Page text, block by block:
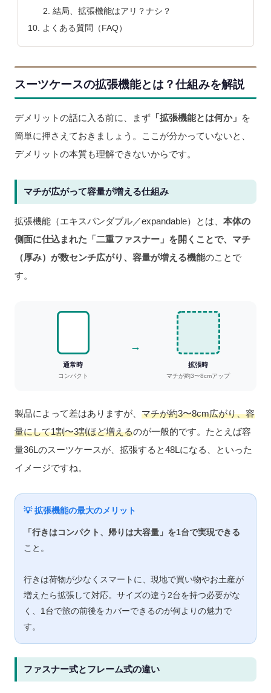
結局、拡張機能はアリ？ナシ？
よくある質問（FAQ）
スーツケースの拡張機能とは？仕組みを解説
デメリットの話に入る前に、まず 「拡張機能とは何か」 を
簡単に押さえておきましょう。ここが分かっていないと、
デメリットの本質も理解できないからです。
マチが広がって容量が増える仕組み
拡張機能（エキスパンダブル／expandable）とは、 本体の
側面に仕込まれた「二重ファスナー」を開くことで、マチ
（厚み）が数センチ広がり、容量が増える機能のことで
す。
通常時
コンパクト
→
拡張時
マチが約3〜8cmアップ
製品によって差はありますが、 マチが約3〜8cm広がり、容
量にして1割〜3割ほど増えるのが一般的です。たとえば容
量36Lのスーツケースが、拡張すると48Lになる、といった
イメージですね。
💡 拡張機能の最大のメリット
「行きはコンパクト、帰りは大容量」を1台で実現できる
こと。
行きは荷物が少なくスマートに、現地で買い物やお土産が
増えたら拡張して対応。サイズの違う2台を持つ必要がな
く、1台で旅の前後をカバーできるのが何よりの魅力で
す。
ファスナー式とフレーム式の違い